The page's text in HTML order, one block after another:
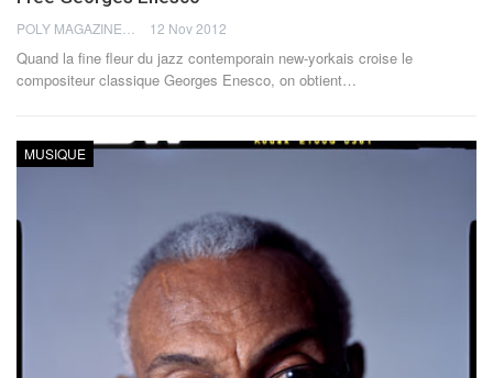
12 Nov 2012
Quand la fine fleur du jazz contemporain new-yorkais croise le
compositeur classique Georges Enesco, on obtient…
MUSIQUE